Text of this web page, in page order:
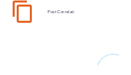
Post Correlati